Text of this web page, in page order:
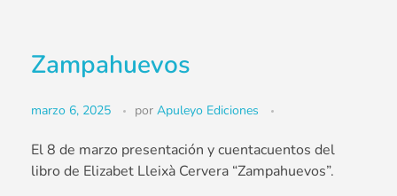
Zampahuevos
marzo 6, 2025 por Apuleyo Ediciones
El 8 de marzo presentación y cuentacuentos del
libro de Elizabet Lleixà Cervera “Zampahuevos”.